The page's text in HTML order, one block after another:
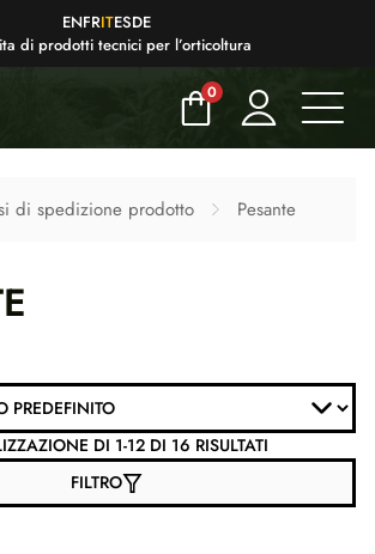
ENFRITESDE
di prodotti tecnici per l’orticoltura
0
di spedizione prodotto Pesante
DI 1-12 DI 16 RISULTATI
FILTRO